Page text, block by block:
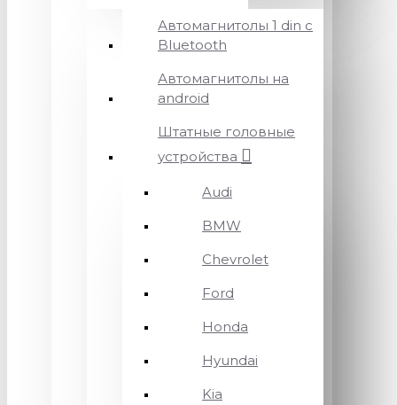
Автомагнитолы 1 din с
Bluetooth
Автомагнитолы на
android
Штатные головные
устройства
Audi
BMW
Chevrolet
Ford
Honda
Hyundai
Kia